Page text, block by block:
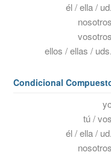
él / ella / ud.
nosotros
vosotros
ellos / ellas / uds.
Condicional
tú / vos
él / ella / ud.
nosotros